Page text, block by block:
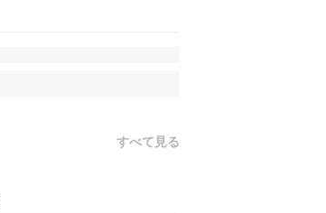
すべて見る